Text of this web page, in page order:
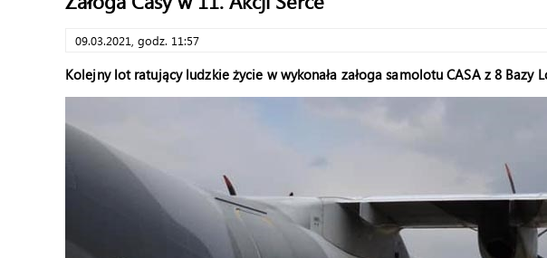
09.03.2021, godz. 11:57
Kolejny lot ratujący ludzkie życie w wykonała załoga samolotu CASA z 8 Bazy